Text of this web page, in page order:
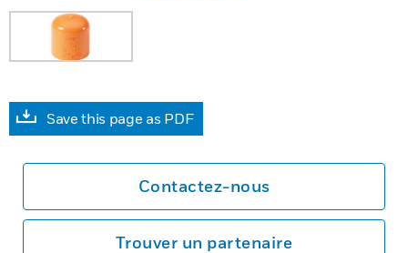
Save this page as PDF
Contactez-nous
Trouver un partenaire